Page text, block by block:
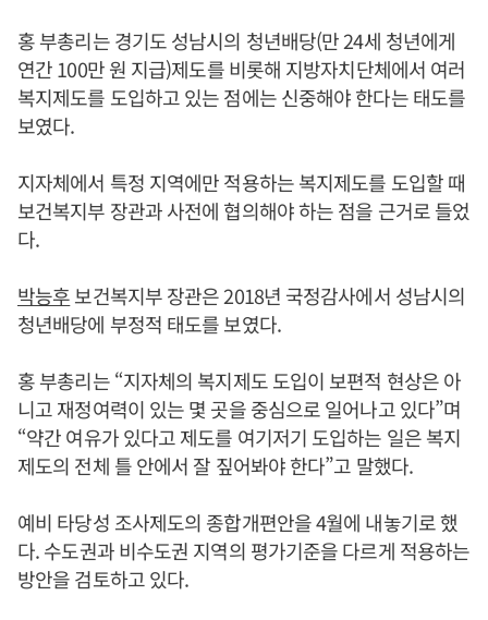
홍 부총리는 경기도 성남시의 청년배당(만 24세 청년에게
연간 100만 원 지급)제도를 비롯해 지방자치단체에서 여러
복지제도를 도입하고 있는 점에는 신중해야 한다는 태도를
보였다.
지자체에서 특정 지역에만 적용하는 복지제도를 도입할 때
보건복지부 장관과 사전에 협의해야 하는 점을 근거로 들었
다.
박능후보건복지부 장관은 2018년 국정감사에서 성남시의
청년배당에 부정적 태도를 보였다.
홍 부총리는 “지자체의 복지제도 도입이 보편적 현상은 아
니고 재정여력이 있는 몇 곳을 중심으로 일어나고 있다”며
“약간 여유가 있다고 제도를 여기저기 도입하는 일은 복지
제도의 전체 틀 안에서 잘 짚어봐야 한다”고 말했다.
예비 타당성 조사제도의 종합개편안을 4월에 내놓기로 했
다. 수도권과 비수도권 지역의 평가기준을 다르게 적용하는
방안을 검토하고 있다.